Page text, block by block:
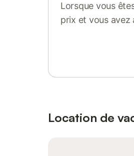
Lorsque vous
prix et vous avez
Location de